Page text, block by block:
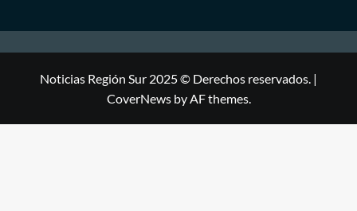
Noticias Región Sur 2025 © Derechos reservados. |
CoverNewsby AF themes.